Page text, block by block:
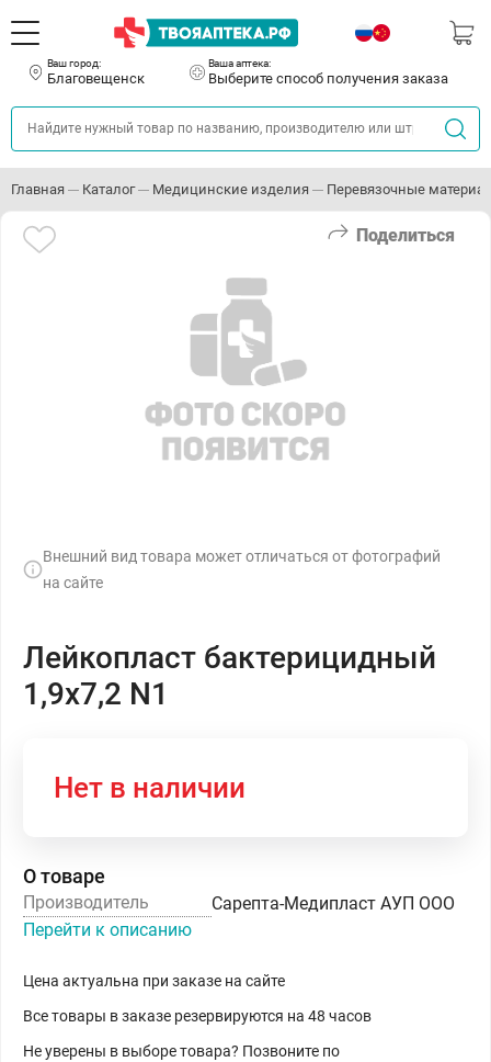
Ваш город:
Благовещенск
Ваша аптека:
Выберите способ получения заказа
Главная Каталог Медицинские изделия Перевязочные
Поделиться
Внешний вид товара может отличаться от фотографий
на сайте
Лейкопласт бактерицидный
1,9х7,2 N1
Нет в наличии
О товаре
Производитель
Сарепта-Медипласт АУП ООО
Перейти к описанию
Цена актуальна при заказе на сайте
Все товары в заказе резервируются на 48 часов
Не уверены в выборе товара? Позвоните по